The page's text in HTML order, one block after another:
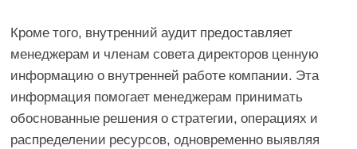
Кроме того, внутренний аудит предоставляет
менеджерам и членам совета директоров ценную
информацию о внутренней работе компании. Эта
информация помогает менеджерам принимать
обоснованные решения о стратегии, операциях и
распределении ресурсов, одновременно выявляя